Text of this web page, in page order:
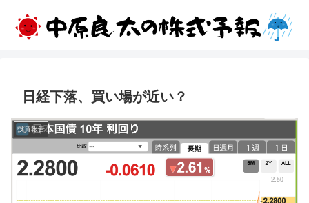
日経下落、買い場が近い？
投資報告